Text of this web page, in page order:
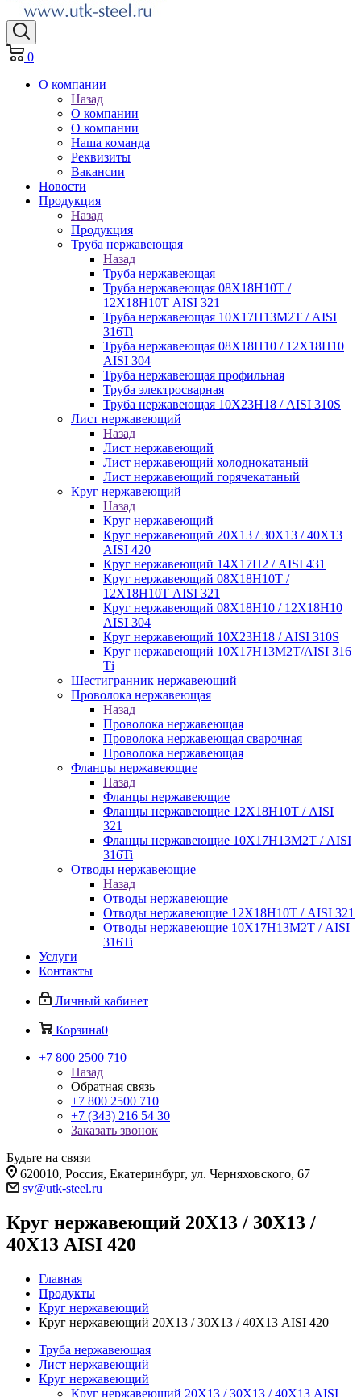
0
О компании
Назад
О компании
О компании
Наша команда
Реквизиты
Вакансии
Новости
Продукция
Назад
Продукция
Труба нержавеющая
Назад
Труба нержавеющая
Труба нержавеющая 08Х18Н10Т /
12Х18Н10Т AISI 321
Труба нержавеющая 10Х17Н13М2Т / AISI
316Ti
Труба нержавеющая 08Х18Н10 / 12Х18Н10
AISI 304
Труба нержавеющая профильная
Труба электросварная
Труба нержавеющая 10Х23Н18 / AISI 310S
Лист нержавеющий
Назад
Лист нержавеющий
Лист нержавеющий холоднокатаный
Лист нержавеющий горячекатаный
Круг нержавеющий
Назад
Круг нержавеющий
Круг нержавеющий 20Х13 / 30Х13 / 40Х13
AISI 420
Круг нержавеющий 14Х17Н2 / AISI 431
Круг нержавеющий 08Х18Н10Т /
12Х18Н10Т AISI 321
Круг нержавеющий 08Х18Н10 / 12Х18Н10
AISI 304
Круг нержавеющий 10Х23Н18 / AISI 310S
Круг нержавеющий 10Х17Н13М2Т/AISI 316
Тi
Шестигранник нержавеющий
Проволока нержавеющая
Назад
Проволока нержавеющая
Проволока нержавеющая сварочная
Проволока нержавеющая
Фланцы нержавеющие
Назад
Фланцы нержавеющие
Фланцы нержавеющие 12Х18Н10Т / AISI
321
Фланцы нержавеющие 10Х17Н13М2Т / AISI
316Ti
Отводы нержавеющие
Назад
Отводы нержавеющие
Отводы нержавеющие 12Х18Н10Т / AISI 321
Отводы нержавеющие 10Х17Н13М2Т / AISI
316Ti
Услуги
Контакты
Личный кабинет
Корзина0
+7 800 2500 710
Назад
Обратная связь
+7 800 2500 710
+7 (343) 216 54 30
Заказать звонок
Будьте на связи
620010, Россия, Екатеринбург, ул. Черняховского, 67
sv@utk-steel.ru
Круг нержавеющий 20Х13 / 30Х13 /
40Х13 AISI 420
Главная
Продукты
Круг нержавеющий
Круг нержавеющий 20Х13 / 30Х13 / 40Х13 AISI 420
Труба нержавеющая
Лист нержавеющий
Круг нержавеющий
Круг нержавеющий 20Х13 / 30Х13 / 40Х13 AISI